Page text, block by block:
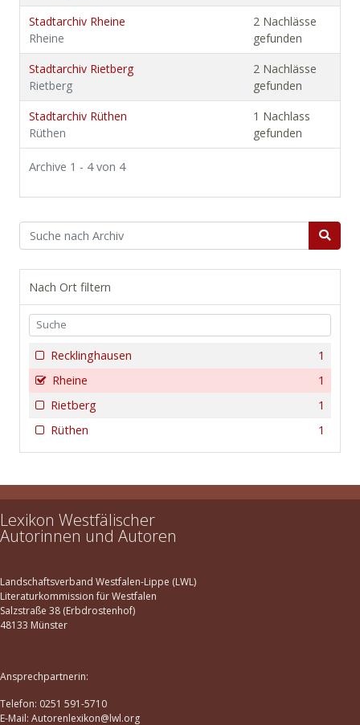
Stadtarchiv Rheine
Rheine
2 Nachlässe
gefunden
Stadtarchiv Rietberg
Rietberg
2 Nachlässe
gefunden
Stadtarchiv Rüthen
Rüthen
1 Nachlass
gefunden
Archive 1 - 4 von 4
Nach Ort filtern
1
Recklinghausen
1
Rheine
1
Rietberg
1
Rüthen
Lexikon Westfälischer
Autorinnen und Autoren
Landschaftsverband Westfalen-Lippe (LWL)
Literaturkommission für Westfalen
Salzstraße 38 (Erbdrostenhof)
48133 Münster
Ansprechpartnerin:
Telefon: 0251 591-5710
E-Mail: Autorenlexikon@lwl.org